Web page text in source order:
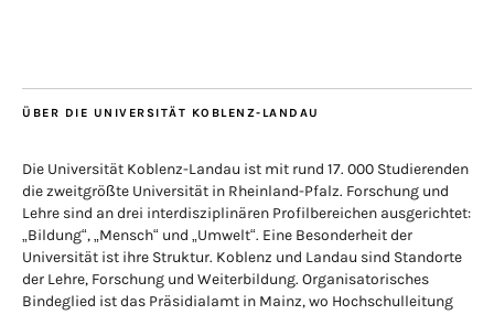
ÜBER DIE UNIVERSITÄT KOBLENZ-LANDAU
Die Universität Koblenz-Landau ist mit rund 17. 000 Studierenden
die zweitgrößte Universität in Rheinland-Pfalz. Forschung und
Lehre sind an drei interdisziplinären Profilbereichen ausgerichtet:
„Bildung“, „Mensch“ und „Umwelt“. Eine Besonderheit der
Universität ist ihre Struktur. Koblenz und Landau sind Standorte
der Lehre, Forschung und Weiterbildung. Organisatorisches
Bindeglied ist das Präsidialamt in Mainz, wo Hochschulleitung